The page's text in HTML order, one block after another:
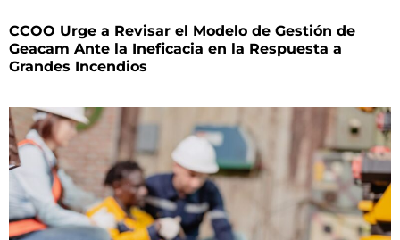
CCOO Urge a Revisar el Modelo de Gestión de
Geacam Ante la Ineficacia en la Respuesta a
Grandes Incendios